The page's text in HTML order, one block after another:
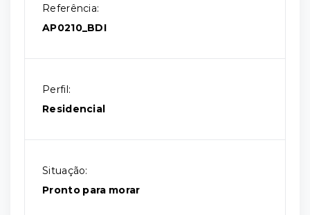
Referência:
AP0210_BDI
Perfil:
Residencial
Situação:
Pronto para morar